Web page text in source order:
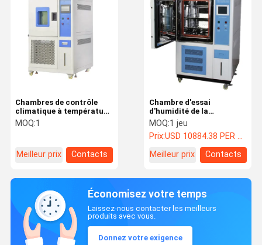
Chambres de contrôle
climatique à température
et humidité stables
MOQ:1
Meilleur prix Contacts
Chambre d'essai
d'humidité de la
température constante
d'affichage à cristaux
liquides/équipement essai
l'environnement
MOQ:1 jeu
Prix:USD 10884.38 PER SET
Meilleur prix
Contacts
Économisez votre temps
Laissez-nous contacter les meilleurs
produits avec vous.
Donnez votre exigence